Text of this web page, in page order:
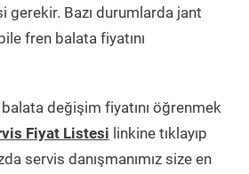
gerekir. Bazı durumlarda jant
fren balata fiyatını
değişim fiyatını öğrenmek
Fiyat Listesi linkine tıklayıp
servis danışmanımız size en